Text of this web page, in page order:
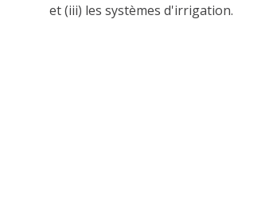
et (iii) les systèmes d'irrigation.